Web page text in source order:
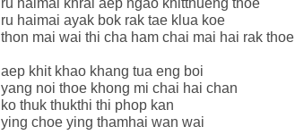
ru haimai khrai aep ngao khitthueng thoe
ru haimai ayak bok rak tae klua koe
thon mai wai thi cha ham chai mai hai rak thoe
aep khit khao khang tua eng boi
yang noi thoe khong mi chai hai chan
ko thuk thukthi thi phop kan
ying choe ying thamhai wan wai